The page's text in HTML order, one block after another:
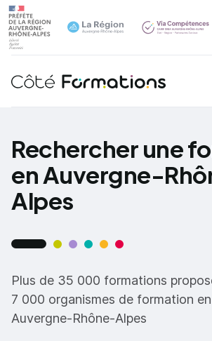
Rechercher une
en Auvergne-
Alpes
Plus de 35 000 formations
7 000 organismes de formation
Auvergne-Rhône-Alpes